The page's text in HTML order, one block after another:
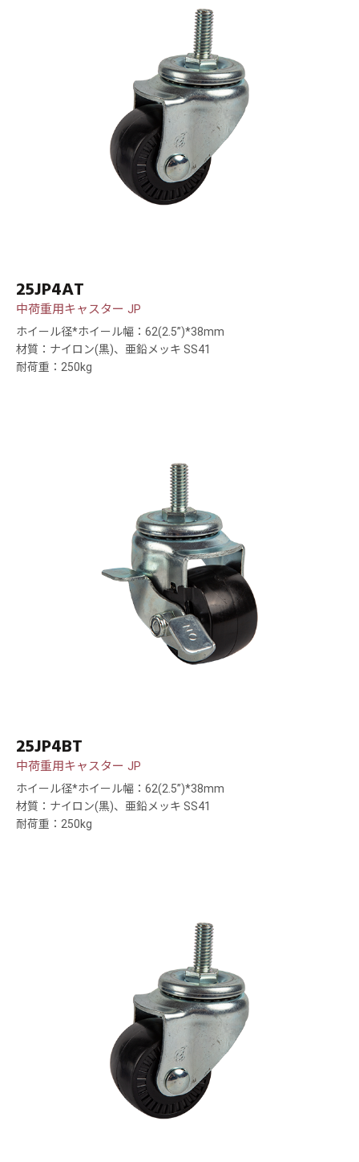
25JP4AT
中荷重用キャスター JP
ホイール径*ホイール幅：62(2.5”)*38mm
材質：ナイロン(黒)、亜鉛メッキ SS41
耐荷重：250kg
25JP4BT
中荷重用キャスター JP
ホイール径*ホイール幅：62(2.5”)*38mm
材質：ナイロン(黒)、亜鉛メッキ SS41
耐荷重：250kg